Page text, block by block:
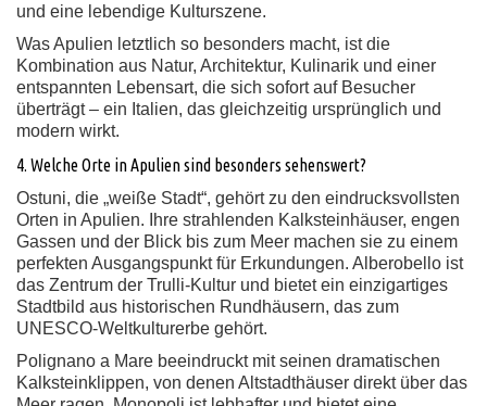
und eine lebendige Kulturszene.
Was Apulien letztlich so besonders macht, ist die
Kombination aus Natur, Architektur, Kulinarik und einer
entspannten Lebensart, die sich sofort auf Besucher
überträgt – ein Italien, das gleichzeitig ursprünglich und
modern wirkt.
4. Welche Orte in Apulien sind besonders sehenswert?
Ostuni, die „weiße Stadt“, gehört zu den eindrucksvollsten
Orten in Apulien. Ihre strahlenden Kalksteinhäuser, engen
Gassen und der Blick bis zum Meer machen sie zu einem
perfekten Ausgangspunkt für Erkundungen. Alberobello ist
das Zentrum der Trulli-Kultur und bietet ein einzigartiges
Stadtbild aus historischen Rundhäusern, das zum
UNESCO-Weltkulturerbe gehört.
Polignano a Mare beeindruckt mit seinen dramatischen
Kalksteinklippen, von denen Altstadthäuser direkt über das